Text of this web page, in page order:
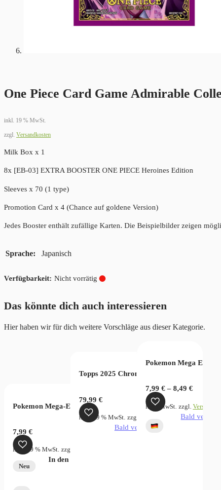
One Piece Card Game Admirable
inkl. 19 % MwSt.
zzgl. Versandkosten
Milk Box x 1
8x [EB-03] EXTRA BOOSTER ONE PIECE Heroines Edition
Sleeves x 70 (1 type)
Promotion Card x 4 (Chance auf goldene Version)
Jedes Booster enthält zufällige Karten. Die Beispielbilder zeigen
Sprache Japanisch
Nicht vorrätig
Das könnte dich auch interessieren
Hier haben wir für dich weitere Vorschläge aus dieser Kategorie.
Pokemon Mega-Evolution Pitch Black Sleeved Booster
7,99€
inkl. 19 % MwSt. zzgl.
In den Warenkorb
Neu
Topps 2025 Chrome Marvel Comics –
79,99€
inkl. 19 % MwSt. zzgl. Versandkosten
Bald verfügbar
Pokemon Mega
7,99 €– 8,49 €
inkl. MwSt. zzgl.
Bald